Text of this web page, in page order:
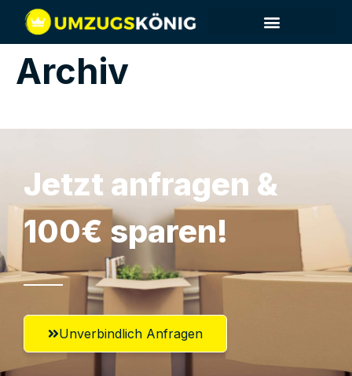
Archiv
Jetzt anfragen &
100€ sparen!
Unverbindlich Anfragen